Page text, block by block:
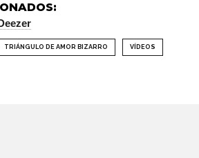
TRIÁNGULO DE AMOR BIZARRO VÍDEOS